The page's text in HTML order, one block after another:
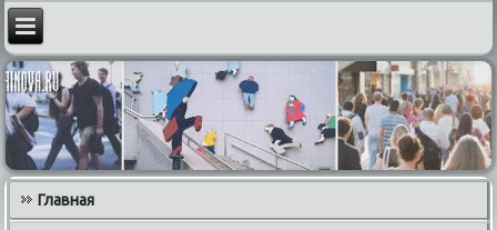
Главная